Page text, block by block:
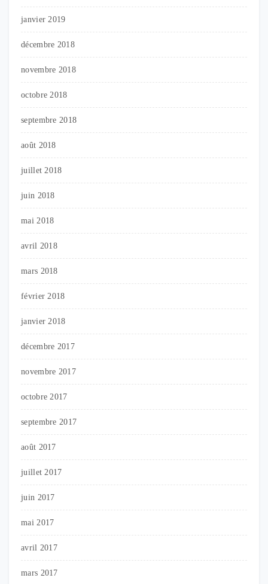
janvier 2019
décembre 2018
novembre 2018
octobre 2018
septembre 2018
août 2018
juillet 2018
juin 2018
mai 2018
avril 2018
mars 2018
février 2018
janvier 2018
décembre 2017
novembre 2017
octobre 2017
septembre 2017
août 2017
juillet 2017
juin 2017
mai 2017
avril 2017
mars 2017